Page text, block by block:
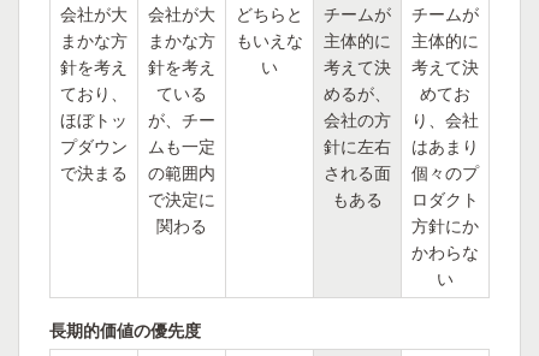
会社が大
まかな方
針を考え
ており、
ほぼトッ
プダウン
で決まる
会社が大
まかな方
針を考え
ている
が、チー
ムも一定
の範囲内
で決定に
関わる
どちらと
もいえな
い
チームが
主体的に
考えて決
めるが、
会社の方
針に左右
される面
もある
チームが
主体的に
考えて決
めてお
り、会社
はあまり
個々のプ
ロダクト
方針にか
かわらな
い
長期的価値の優先度